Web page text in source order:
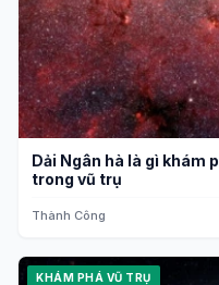
Dải Ngân hà là gì khám
trong vũ trụ
Thành Công
KHÁM PHÁ VŨ TRỤ